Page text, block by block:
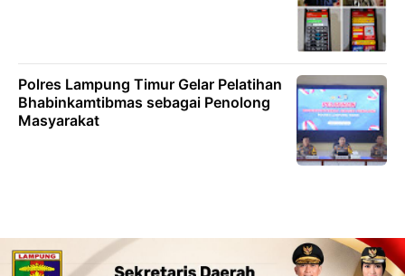
Polres Lampung Timur Gelar Pelatihan
Bhabinkamtibmas sebagai Penolong
Masyarakat